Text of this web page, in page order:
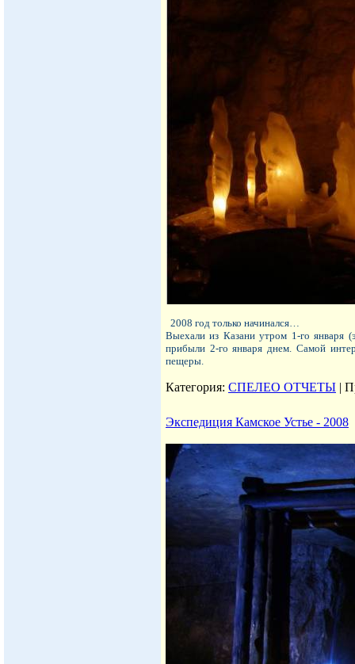
2008 год только начинался…
Выехали из Казани утром 1-го января
прибыли 2-го января днем. Самой
пещеры.
Категория: СПЕЛЕО ОТЧЕТЫ |
Экспедиция Камское Устье - 2008